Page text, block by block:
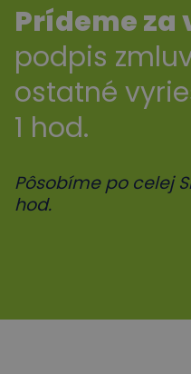
Prídeme za
podpis
ostatné
1 hod.
Pôsobíme po celej
hod.